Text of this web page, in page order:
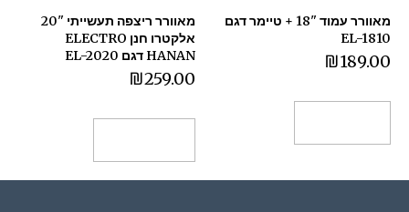
מאוורר עמוד "18 + טיימר דגם
EL-
₪
מאוורר ריצפה תעשייתי "20
אלקטרו חנן ELECTRO
HANAN דגם EL-2020
₪259.00